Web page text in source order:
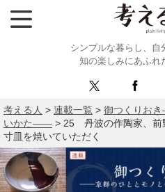
シンプルな暮らし、自
知の楽しみにあふれ
考える人 > 連載一覧 > 御つくりお
いかた―― > 25 丹波の作陶家、前
寸皿を焼いていただく